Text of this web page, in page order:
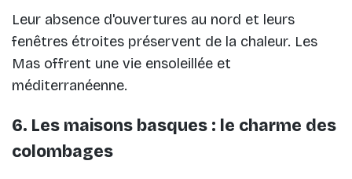
Leur absence d'ouvertures au nord et leurs
fenêtres étroites préservent de la chaleur. Les
Mas offrent une vie ensoleillée et
méditerranéenne.
6. Les maisons basques : le charme des
colombages